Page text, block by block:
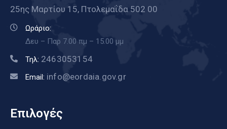
25ης Μαρτίου 15, Πτολεμαΐδα 502 00
Ωράριο:
Δευ – Παρ 7.00 πμ – 15.00 μμ
Τηλ: 2463053154
Email: info@eordaia.gov.gr
Επιλογές